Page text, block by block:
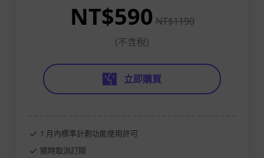
NT$590 NT$1190
(不含稅)
立即購買
1 月內標準計劃功能使用許可
隨時取消訂閱